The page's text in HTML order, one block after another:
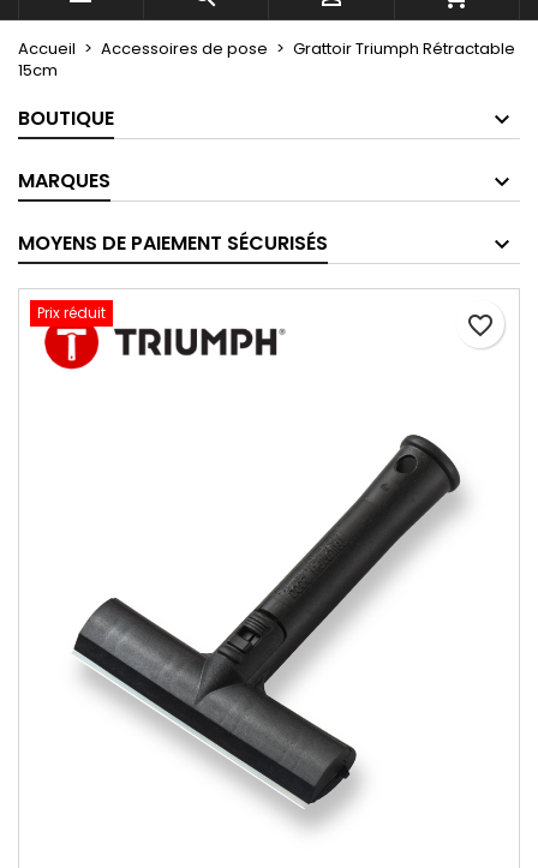
Accueil Accessoires de pose
Grattoir Triumph Rétractable
15cm
BOUTIQUE
MARQUES
MOYENS DE PAIEMENT SÉCURISÉS
Prix réduit favorite_border